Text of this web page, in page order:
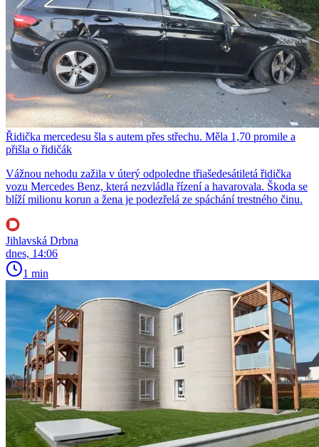
Řidička mercedesu šla s autem přes střechu. Měla 1,70 promile a
přišla o řidičák
Vážnou nehodu zažila v úterý odpoledne třiašedesátiletá řidička
vozu Mercedes Benz, která nezvládla řízení a havarovala. Škoda se
blíží milionu korun a žena je podezřelá ze spáchání trestného činu.
Jihlavská Drbna
dnes, 14:06
1 min